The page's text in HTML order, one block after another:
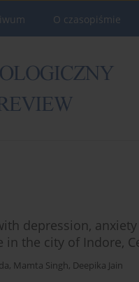
O czasopiśmie
depression,
the city of Indore,
, Mamta Singh, Deepika Jain